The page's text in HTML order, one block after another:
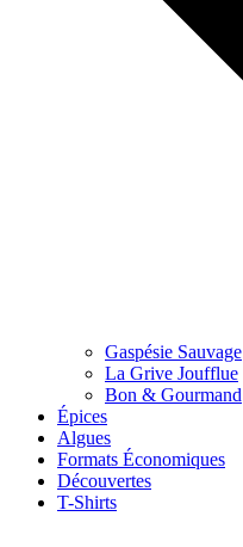
Gaspésie Sauvage
La Grive Joufflue
Bon & Gourmand
Épices
Algues
Formats Économiques
Découvertes
T-Shirts